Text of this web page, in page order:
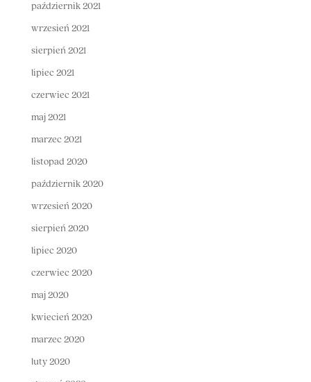
październik 2021
wrzesień 2021
sierpień 2021
lipiec 2021
czerwiec 2021
maj 2021
marzec 2021
listopad 2020
październik 2020
wrzesień 2020
sierpień 2020
lipiec 2020
czerwiec 2020
maj 2020
kwiecień 2020
marzec 2020
luty 2020